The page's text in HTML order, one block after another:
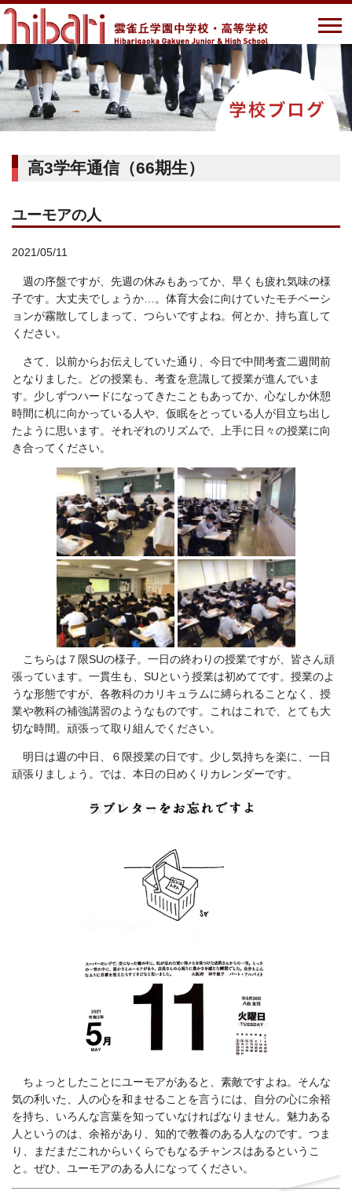
高3学年通信（66期生）
ユーモアの人
2021/05/11
週の序盤ですが、先週の休みもあってか、早くも疲れ気味の様
子です。大丈夫でしょうか…。体育大会に向けていたモチベーシ
ョンが霧散してしまって、つらいですよね。何とか、持ち直して
ください。
さて、以前からお伝えしていた通り、今日で中間考査二週間前
となりました。どの授業も、考査を意識して授業が進んでいま
す。少しずつハードになってきたこともあってか、心なしか休憩
時間に机に向かっている人や、仮眠をとっている人が目立ち出し
たように思います。それぞれのリズムで、上手に日々の授業に向
き合ってください。
こちらは７限SUの様子。一日の終わりの授業ですが、皆さん頑
張っています。一貫生も、SUという授業は初めてです。授業のよ
うな形態ですが、各教科のカリキュラムに縛られることなく、授
業や教科の補強講習のようなものです。これはこれで、とても大
切な時間。頑張って取り組んでください。
明日は週の中日、６限授業の日です。少し気持ちを楽に、一日
頑張りましょう。では、本日の日めくりカレンダーです。
ちょっとしたことにユーモアがあると、素敵ですよね。そんな
気の利いた、人の心を和ませることを言うには、自分の心に余裕
を持ち、いろんな言葉を知っていなければなりません。魅力ある
人というのは、余裕があり、知的で教養のある人なのです。つま
り、まだまだこれからいくらでもなるチャンスはあるというこ
と。ぜひ、ユーモアのある人になってください。